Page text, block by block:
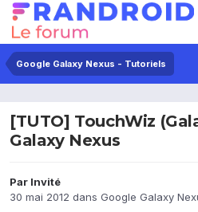
Google Galaxy Nexus - Tutoriels
[TUTO] TouchWiz
Galaxy Nexus
Par Invité
30 mai 2012 dans Google Galaxy